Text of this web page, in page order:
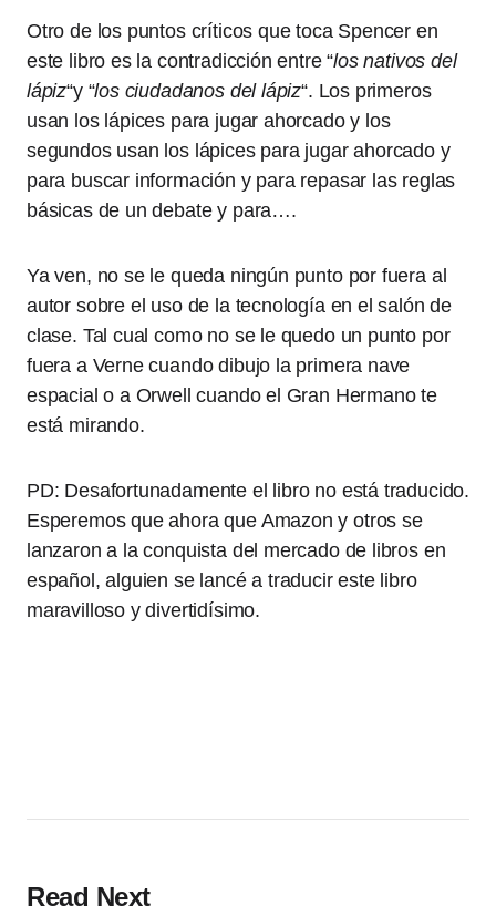
Otro de los puntos críticos que toca Spencer en
este libro es la contradicción entre “los nativos del
lápiz“y “los ciudadanos del lápiz“. Los primeros
usan los lápices para jugar ahorcado y los
segundos usan los lápices para jugar ahorcado y
para buscar información y para repasar las reglas
básicas de un debate y para….
Ya ven, no se le queda ningún punto por fuera al
autor sobre el uso de la tecnología en el salón de
clase. Tal cual como no se le quedo un punto por
fuera a Verne cuando dibujo la primera nave
espacial o a Orwell cuando el Gran Hermano te
está mirando.
PD: Desafortunadamente el libro no está traducido.
Esperemos que ahora que Amazon y otros se
lanzaron a la conquista del mercado de libros en
español, alguien se lancé a traducir este libro
maravilloso y divertidísimo.
Read Next